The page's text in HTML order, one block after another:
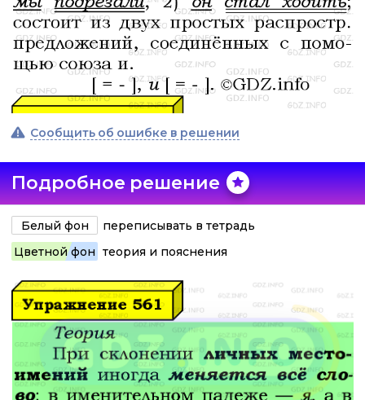
Сообщить об ошибке в решении
Подробное решение
Белый фон
переписывать в тетрадь
Цветной фон теория и пояснения